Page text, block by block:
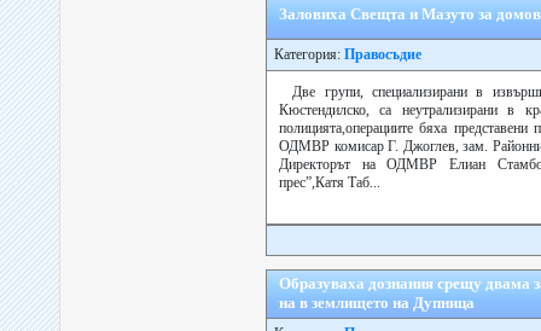
Заловиха Свещта и Мазуто за
Категория: Правосъдие
Две групи, специализирани в
Кюстендилско, са неутрализирани в
полицията,операциите бяха
ОДМВР комисар Г. Джоглев, зам.
Директорът на ОДМВР Елиан
прес”,Катя Таб...
Образуваха дознания срещу двама
на в землището на Дупница